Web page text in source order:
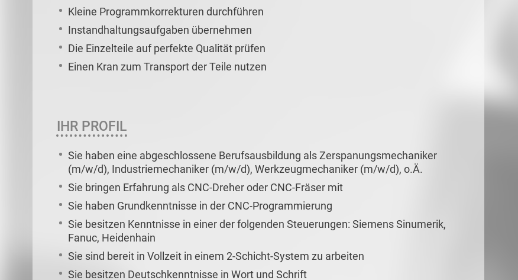
Kleine Programmkorrekturen durchführen
Instandhaltungsaufgaben übernehmen
Die Einzelteile auf perfekte Qualität prüfen
Einen Kran zum Transport der Teile nutzen
IHR PROFIL
Sie haben eine abgeschlossene Berufsausbildung als Zerspanungsmechaniker
(m/w/d), Industriemechaniker (m/w/d), Werkzeugmechaniker (m/w/d), o.Ä.
Sie bringen Erfahrung als CNC-Dreher oder CNC-Fräser mit
Sie haben Grundkenntnisse in der CNC-Programmierung
Sie besitzen Kenntnisse in einer der folgenden Steuerungen: Siemens Sinumerik,
Fanuc, Heidenhain
Sie sind bereit in Vollzeit in einem 2-Schicht-System zu arbeiten
Sie besitzen Deutschkenntnisse in Wort und Schrift